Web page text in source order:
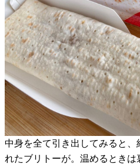
中身を全て引き出してみると
れたブリトーが。温めるとき